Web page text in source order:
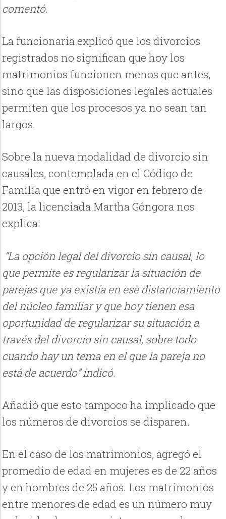
comentó.
La funcionaria explicó que los divorcios
registrados no significan que hoy los
matrimonios funcionen menos que antes,
sino que las disposiciones legales actuales
permiten que los procesos ya no sean tan
largos.
Sobre la nueva modalidad de divorcio sin
causales, contemplada en el Código de
Familia que entró en vigor en febrero de
2013, la licenciada Martha Góngora nos
explica:
“La opción legal del divorcio sin causal, lo
que permite es regularizar la situación de
parejas que ya existía en ese distanciamiento
del núcleo familiar y que hoy tienen esa
oportunidad de regularizar su situación a
través del divorcio sin causal, sobre todo
cuando hay un tema en el que la pareja no
está de acuerdo” indicó.
Añadió que esto tampoco ha implicado que
los números de divorcios se disparen.
En el caso de los matrimonios, agregó el
promedio de edad en mujeres es de 22 años
y en hombres de 25 años. Los matrimonios
entre menores de edad es un número muy